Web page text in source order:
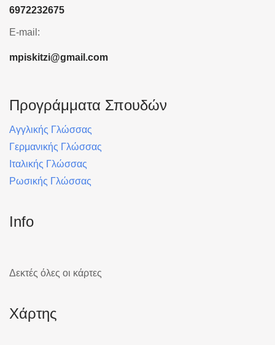
6972232675
E-mail:
mpiskitzi@gmail.com
Προγράμματα Σπουδών
Αγγλικής Γλώσσας
Γερμανικής Γλώσσας
Ιταλικής Γλώσσας
Ρωσικής Γλώσσας
Info
Δεκτές όλες οι κάρτες
Χάρτης